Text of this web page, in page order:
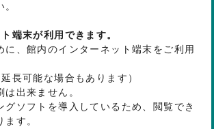
端末が利用できます。
、館内のインターネット端末をご利用
長可能な場合もあります）
出来ません。
ソフトを導入しているため、閲覧でき
す。